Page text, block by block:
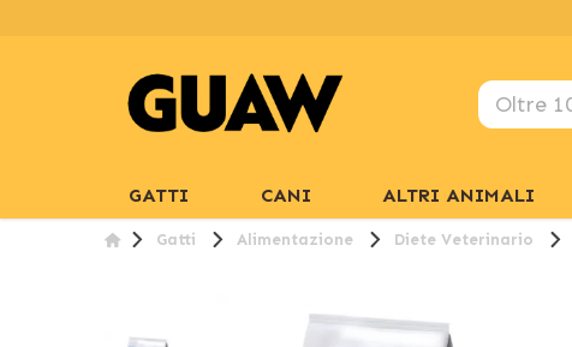
GATTI CANI ALTRI ANIMALI
Gatti Alimentazione Diete Veterinario